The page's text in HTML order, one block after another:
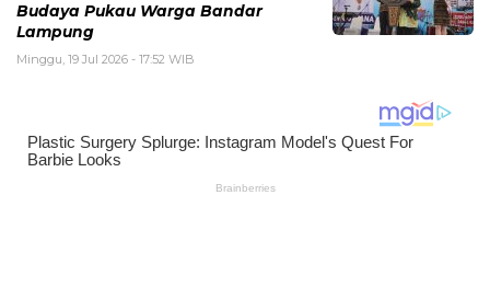
Budaya Pukau Warga Bandar
Lampung
Minggu, 19 Jul 2026 - 17:52 WIB